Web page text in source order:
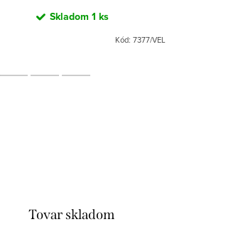
Skladom 1 ks
Kód: 7377/VEL
Tovar skladom